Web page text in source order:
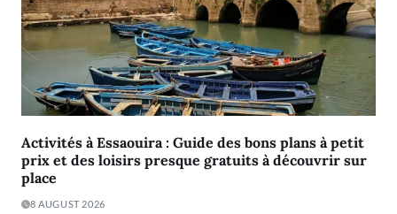
Activités à Essaouira : Guide des bons plans à petit
prix et des loisirs presque gratuits à découvrir sur
place
8 AUGUST 2026